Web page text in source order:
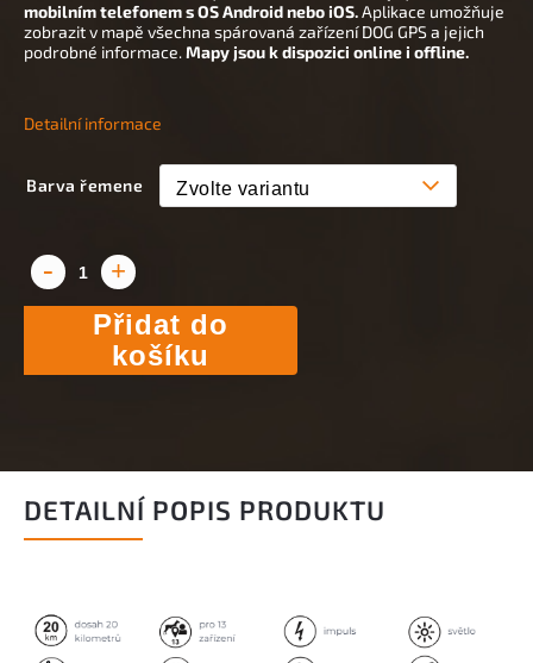
Barva řemene
Přidat do
košíku
mobilním telefonem s OS Android nebo iOS.Aplikace umožňuje
zobrazit v mapě všechna spárovaná zařízení DOG GPS a jejich
podrobné informace.Mapy jsou k dispozici online i offline.
Detailní informace
DETAILNÍ POPIS PRODUKTU